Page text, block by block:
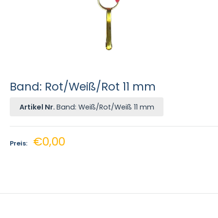
Band: Rot/Weiß/Rot 11 mm
Artikel Nr. Band: Weiß/Rot/Weiß 11 mm
Preis: Sonderpreis
€0,00